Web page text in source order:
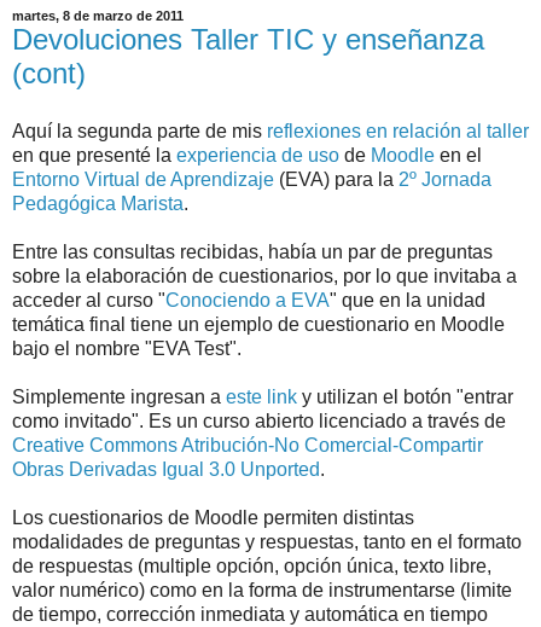
martes, 8 de marzo de 2011
Devoluciones Taller TIC y enseñanza
(cont)
Aquí la segunda parte de mis reflexiones en relación al taller
en que presenté la experiencia de uso de Moodle en el
Entorno Virtual de Aprendizaje (EVA) para la 2º Jornada
Pedagógica Marista.
Entre las consultas recibidas, había un par de preguntas
sobre la elaboración de cuestionarios, por lo que invitaba a
acceder al curso "Conociendo a EVA" que en la unidad
temática final tiene un ejemplo de cuestionario en Moodle
bajo el nombre "EVA Test".
Simplemente ingresan a este link y utilizan el botón "entrar
como invitado". Es un curso abierto licenciado a través de
Creative Commons Atribución-No Comercial-Compartir
Obras Derivadas Igual 3.0 Unported.
Los cuestionarios de Moodle permiten distintas
modalidades de preguntas y respuestas, tanto en el formato
de respuestas (multiple opción, opción única, texto libre,
valor numérico) como en la forma de instrumentarse (limite
de tiempo, corrección inmediata y automática en tiempo